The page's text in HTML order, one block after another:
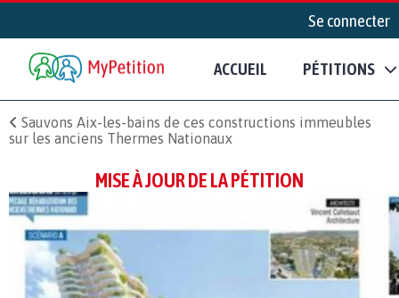
Se connecter
ACCUEIL PÉTITIONS
Sauvons Aix-les-bains de ces constructions immeubles
sur les anciens Thermes Nationaux
MISE À JOUR DE LA PÉTITION